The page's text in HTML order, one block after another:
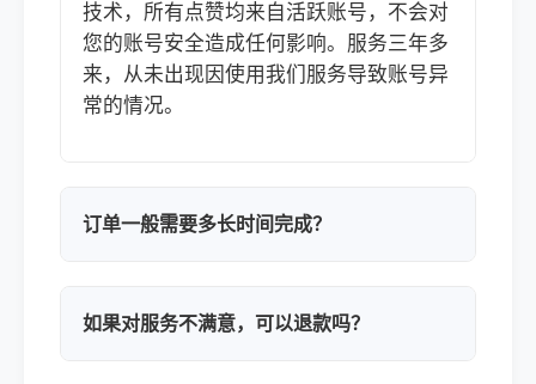
技术，所有点赞均来自活跃账号，不会对
您的账号安全造成任何影响。服务三年多
来，从未出现因使用我们服务导致账号异
常的情况。
订单一般需要多长时间完成？
如果对服务不满意，可以退款吗？